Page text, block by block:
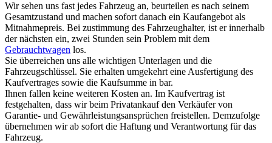
Wir sehen uns fast jedes Fahrzeug an, beurteilen es nach seinem
Gesamtzustand und machen sofort danach ein Kaufangebot als
Mitnahmepreis. Bei zustimmung des Fahrzeughalter, ist er innerhalb
der nächsten ein, zwei Stunden sein Problem mit dem
Gebrauchtwagen los.
Sie überreichen uns alle wichtigen Unterlagen und die
Fahrzeugschlüssel. Sie erhalten umgekehrt eine Ausfertigung des
Kaufvertrages sowie die Kaufsumme in bar.
Ihnen fallen keine weiteren Kosten an. Im Kaufvertrag ist
festgehalten, dass wir beim Privatankauf den Verkäufer von
Garantie- und Gewährleistungsansprüchen freistellen. Demzufolge
übernehmen wir ab sofort die Haftung und Verantwortung für das
Fahrzeug.